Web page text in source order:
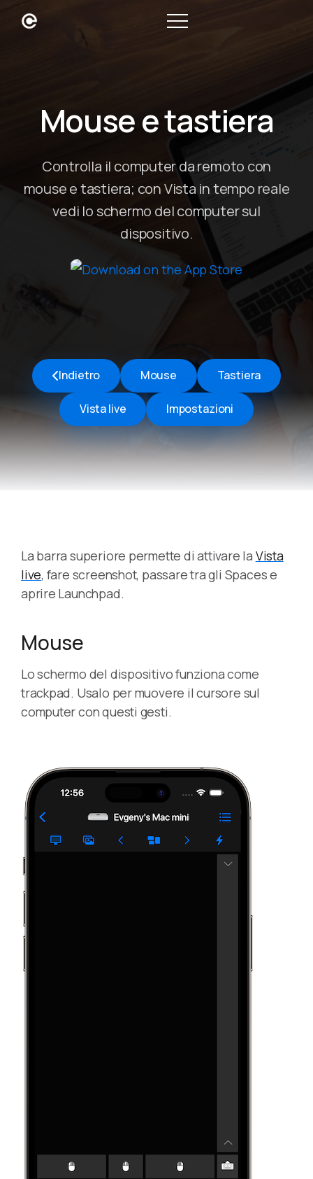
Mouse e tastiera
Controlla il computer da remoto con
mouse e tastiera; con Vista in tempo reale
vedi lo schermo del computer sul
dispositivo.
Indietro Mouse Tastiera
Vista live Impostazioni
La barra superiore permette di attivare la Vista
live, fare screenshot, passare tra gli Spaces e
aprire Launchpad.
Mouse
Lo schermo del dispositivo funziona come
trackpad. Usalo per muovere il cursore sul
computer con questi gesti.